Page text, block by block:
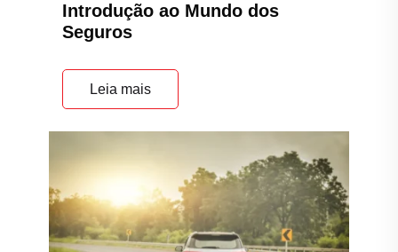
Introdução ao Mundo dos
Seguros
Leia mais